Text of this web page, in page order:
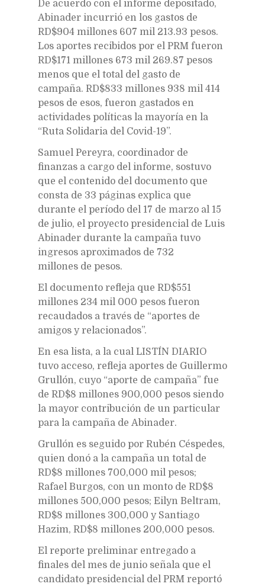
De acuerdo con el informe depositado,
Abinader incurrió en los gastos de
RD$904 millones 607 mil 213.93 pesos.
Los aportes recibidos por el PRM fueron
RD$171 millones 673 mil 269.87 pesos
menos que el total del gasto de
campaña. RD$833 millones 938 mil 414
pesos de esos, fueron gastados en
actividades políticas la mayoría en la
“Ruta Solidaria del Covid-19”.
Samuel Pereyra, coordinador de
finanzas a cargo del informe, sostuvo
que el contenido del documento que
consta de 33 páginas explica que
durante el período del 17 de marzo al 15
de julio, el proyecto presidencial de Luis
Abinader durante la campaña tuvo
ingresos aproximados de 732
millones de pesos.
El documento refleja que RD$551
millones 234 mil 000 pesos fueron
recaudados a través de “aportes de
amigos y relacionados”.
En esa lista, a la cual LISTÍN DIARIO
tuvo acceso, refleja aportes de Guillermo
Grullón, cuyo “aporte de campaña” fue
de RD$8 millones 900,000 pesos siendo
la mayor contribución de un particular
para la campaña de Abinader.
Grullón es seguido por Rubén Céspedes,
quien donó a la campaña un total de
RD$8 millones 700,000 mil pesos;
Rafael Burgos, con un monto de RD$8
millones 500,000 pesos; Eilyn Beltram,
RD$8 millones 300,000 y Santiago
Hazim, RD$8 millones 200,000 pesos.
El reporte preliminar entregado a
finales del mes de junio señala que el
candidato presidencial del PRM reportó